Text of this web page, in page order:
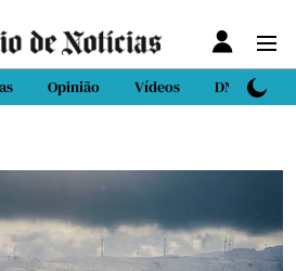
Opinião Vídeos DN Sport